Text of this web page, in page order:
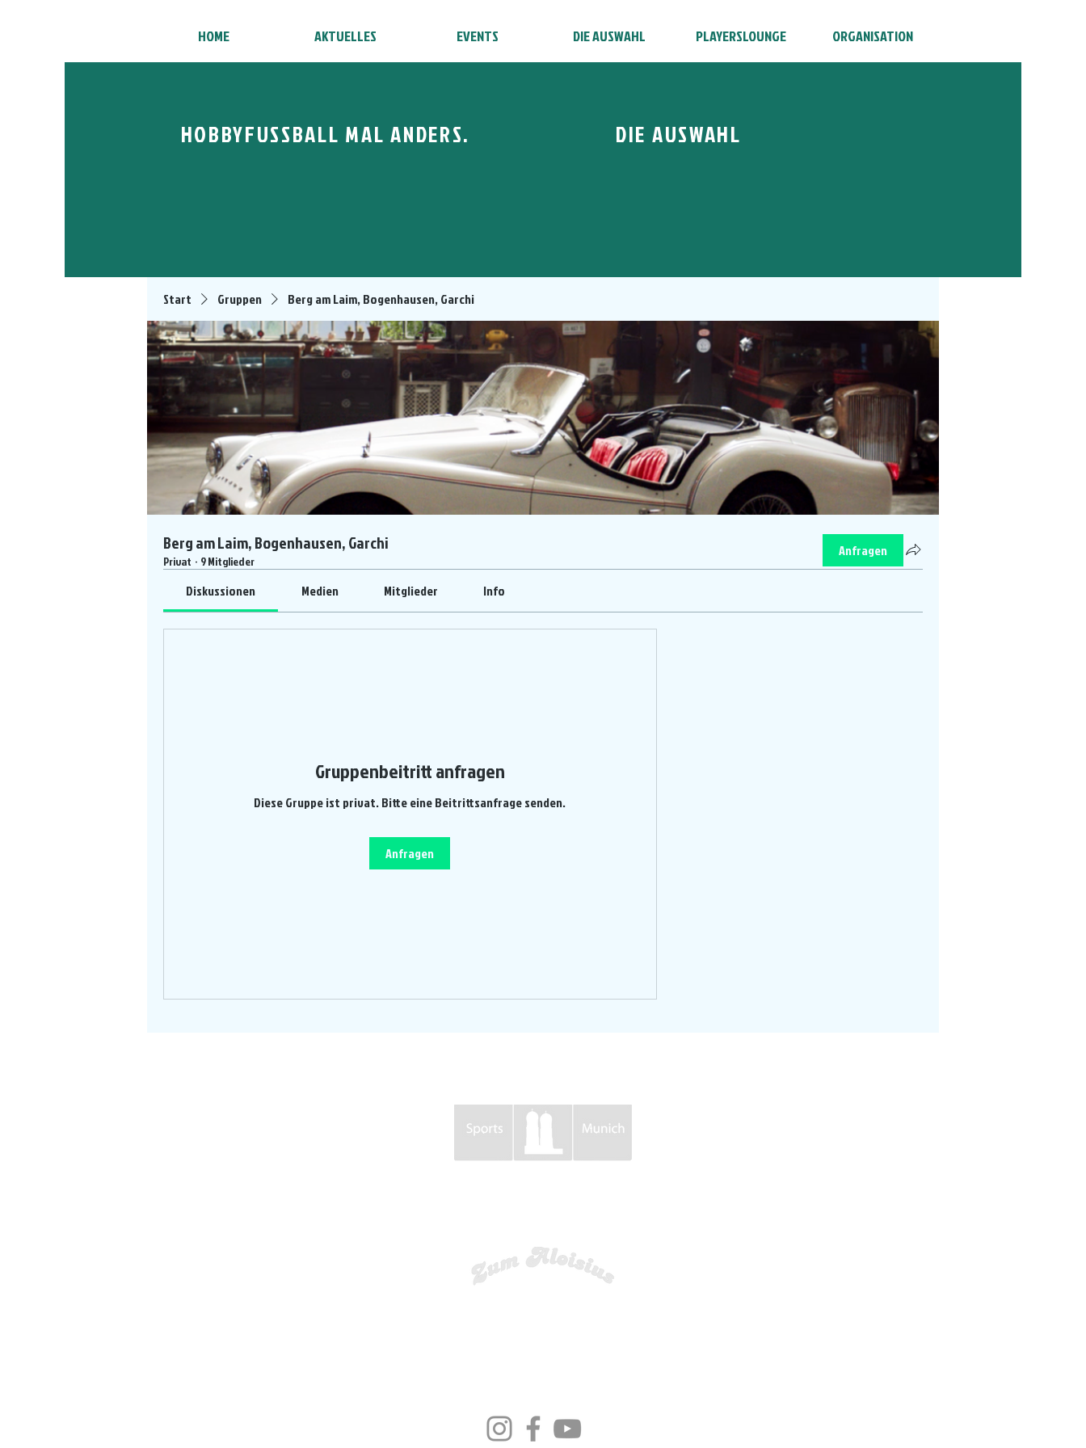
HOME AKTUELLES EVENTS DIE AUSWAHL PLAYERSLOUNGE ORGANISATION
HOBBYFUSSBALL MAL ANDERS. DIE AUSWAHL
Start Gruppen Berg am Laim, Bogenhausen, Garchi
Berg am Laim, Bogenhausen, Garchi
Privat · 9 Mitglieder
Anfragen
Diskussionen Medien Mitglieder Info
Gruppenbeitritt anfragen
Diese Gruppe ist privat. Bitte eine Beitrittsanfrage senden.
Anfragen